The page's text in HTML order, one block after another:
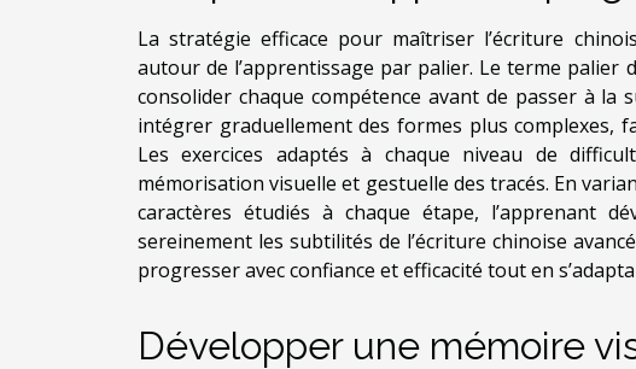
La stratégie efficace pour maîtriser l’écriture
autour de l’apprentissage par palier. Le terme
consolider chaque compétence avant de passer à la
intégrer graduellement des formes plus complexes,
Les exercices adaptés à chaque niveau de
mémorisation visuelle et gestuelle des tracés. En
caractères étudiés à chaque étape, l’apprenant
sereinement les subtilités de l’écriture chinoise
progresser avec confiance et efficacité tout en
Développer une mémoire